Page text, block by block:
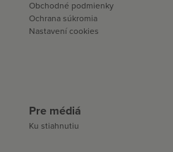
Obchodné podmienky
Ochrana súkromia
Nastavení cookies
Pre médiá
Ku stiahnutiu